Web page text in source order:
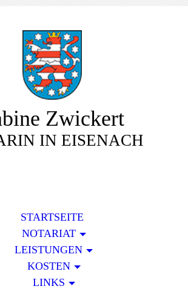
Zwickert
IN EISENACH
STARTSEITE
NOTARIAT
LEISTUNGEN
KOSTEN
LINKS